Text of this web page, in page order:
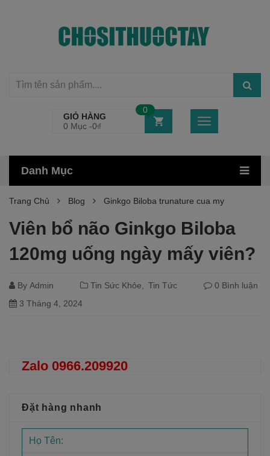
GIỎ HÀNG
0 Mục -0₫
0
Danh Mục
Trang Chủ Blog Ginkgo Biloba trunature cua my
Viên bổ não Ginkgo Biloba
120mg uống ngày mấy viên?
By Admin Tin Sức Khỏe Tin Tức
0 Bình luận
3 Tháng 4, 2024
Zalo 0966.209920
Đặt hàng nhanh